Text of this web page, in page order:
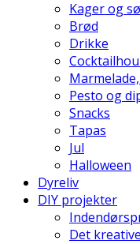
Kager og
Brød
Drikke
Pesto og
Snacks
Tapas
Jul
Halloween
Dyreliv
DIY projekter
Det